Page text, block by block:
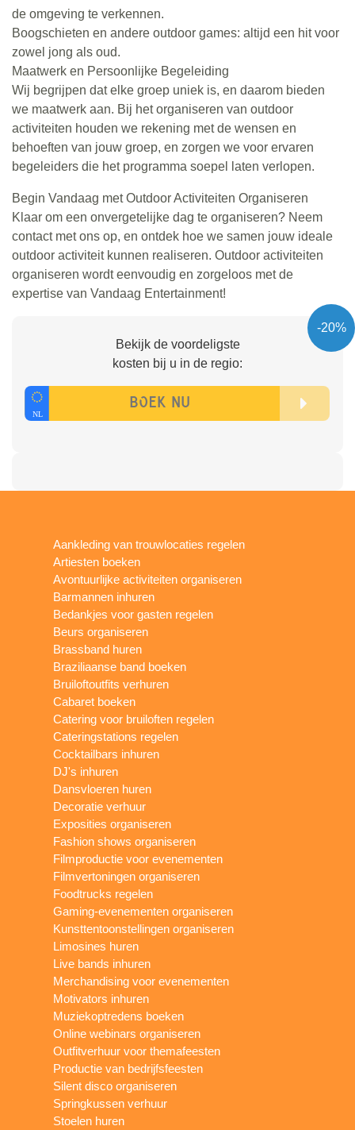
de omgeving te verkennen.
Boogschieten en andere outdoor games: altijd een hit voor
zowel jong als oud.
Maatwerk en Persoonlijke Begeleiding
Wij begrijpen dat elke groep uniek is, en daarom bieden
we maatwerk aan. Bij het organiseren van outdoor
activiteiten houden we rekening met de wensen en
behoeften van jouw groep, en zorgen we voor ervaren
begeleiders die het programma soepel laten verlopen.
Begin Vandaag met Outdoor Activiteiten Organiseren
Klaar om een onvergetelijke dag te organiseren? Neem
contact met ons op, en ontdek hoe we samen jouw ideale
outdoor activiteit kunnen realiseren. Outdoor activiteiten
organiseren wordt eenvoudig en zorgeloos met de
expertise van Vandaag Entertainment!
-20%
Bekijk de voordeligste
kosten bij u in de regio:
Aankleding van trouwlocaties regelen
Artiesten boeken
Avontuurlijke activiteiten organiseren
Barmannen inhuren
Bedankjes voor gasten regelen
Beurs organiseren
Brassband huren
Braziliaanse band boeken
Bruiloftoutfits verhuren
Cabaret boeken
Catering voor bruiloften regelen
Cateringstations regelen
Cocktailbars inhuren
DJ's inhuren
Dansvloeren huren
Decoratie verhuur
Exposities organiseren
Fashion shows organiseren
Filmproductie voor evenementen
Filmvertoningen organiseren
Foodtrucks regelen
Gaming-evenementen organiseren
Kunsttentoonstellingen organiseren
Limosines huren
Live bands inhuren
Merchandising voor evenementen
Motivators inhuren
Muziekoptredens boeken
Online webinars organiseren
Outfitverhuur voor themafeesten
Productie van bedrijfsfeesten
Silent disco organiseren
Springkussen verhuur
Stoelen huren